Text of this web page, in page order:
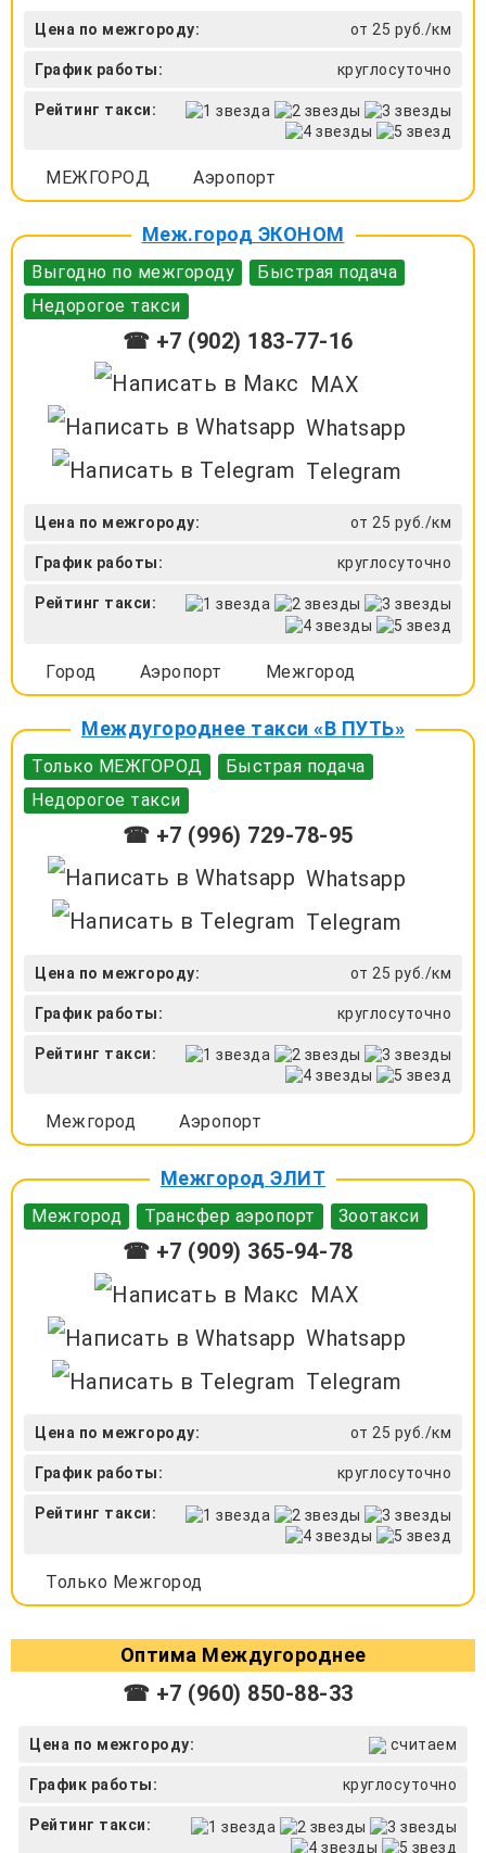
Цена по межгороду: от 25 руб./км
График работы: круглосуточно
Рейтинг такси:
МЕЖГОРОД Аэропорт
Меж.город ЭКОНОМ
Выгодно по межгороду
Быстрая подача
Недорогое такси
☎ +7 (902) 183-77-16
MAX
Whatsapp
Telegram
Цена по межгороду: от 25 руб./км
График работы: круглосуточно
Рейтинг такси:
Город Аэропорт Межгород
Междугороднее такси «В ПУТЬ»
Только МЕЖГОРОД
Быстрая подача
Недорогое такси
☎ +7 (996) 729-78-95
Whatsapp
Telegram
Цена по межгороду: от 25 руб./км
График работы: круглосуточно
Рейтинг такси:
Межгород Аэропорт
Межгород ЭЛИТ
Межгород Трансфер аэропорт Зоотакси
☎ +7 (909) 365-94-78
MAX
Whatsapp
Telegram
Цена по межгороду: от 25 руб./км
График работы: круглосуточно
Рейтинг такси:
Только Межгород
Оптима Междугороднее
☎ +7 (960) 850-88-33
Цена по межгороду: считаем
График работы: круглосуточно
Рейтинг такси: